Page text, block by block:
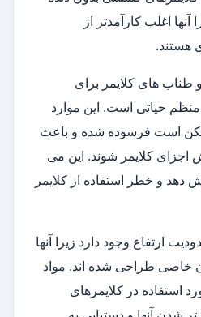
اغلب کارآمدتر از
هستند.
های کلایمر برای
حیاتی است. این موارد
است فرسوده شده و باعث
کلایمر شوند. این می
دهد و خطر استفاده از کلایمر
ارتفاع وجود دارد زیرا آنها
خاصی طراحی شده اند. مواد
استفاده در کلایمرهای